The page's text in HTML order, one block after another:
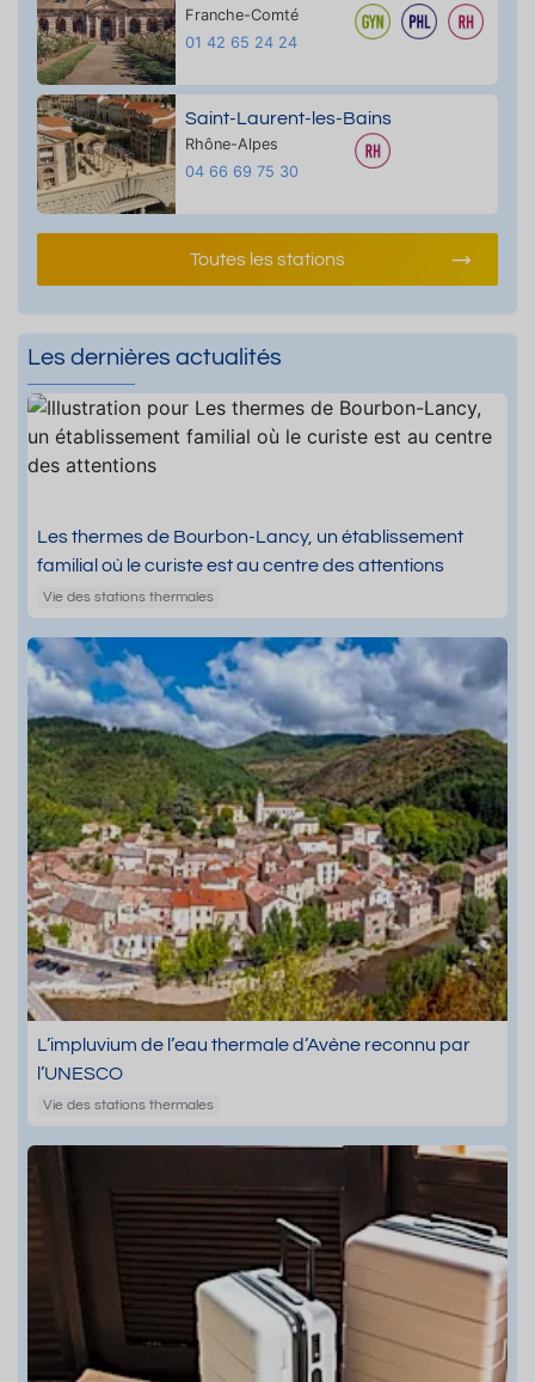
Franche-Comté
01 42 65 24 24
Saint-Laurent-les-Bains
Rhône-Alpes
04 66 69 75 30
Toutes les stations
Les dernières actualités
Les thermes de Bourbon-Lancy, un établissement
familial où le curiste est au centre des attentions
Vie des stations thermales
L’impluvium de l’eau thermale d’Avène reconnu par
l’UNESCO
Vie des stations thermales